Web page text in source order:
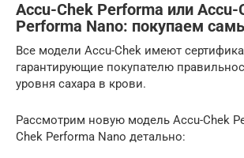
Accu-Chek Performa или Accu-
Performa Nano: покупаем
Все модели Accu-Chek имеют
гарантирующие покупателю
уровня сахара в крови.
Рассмотрим новую модель Accu-Chek
Chek Performa Nano детально: